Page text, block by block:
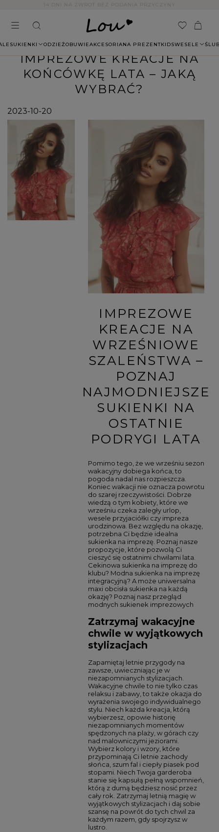
14 DNI NA ZWROT BEZ PODANIA PRZYCZYNY
SUKIENKI ODZIEŻOBUWIEAKCESORIANA PREZENTKIDSWESELE
IMPREZOWE KREACJE NA
KOŃCÓWKĘ LATA – JAKĄ
WYBRAĆ?
2023-10-20
IMPREZOWE
KREACJE NA
WRZEŚNIOWE
SZALEŃSTWA –
POZNAJ
NAJMODNIEJSZE
SUKIENKI NA
OSTATNIE
PODRYGI LATA
Pomimo tego, że we wrześniu sezon
wakacyjny dobiega końca, to
pogoda nadal nas rozpieszcza.
Koniec wakacji nie oznacza powrotu
do szarej rzeczywistości. Dobrze
wiedzą o tym kobiety, które we
wrześniu czeka zaległy urlop,
wesele przyjaciółki czy impreza
urodzinowa. Bez względu na okazję,
potrzebna Ci będzie idealna
sukienka na imprezę. Poznaj nasze
propozycje, które pozwolą Ci
cieszyć się ostatnimi chwilami lata.
Cekinowa sukienka na imprezę do
klubu? Modna sukienka na imprezę
integracyjną? A może uniwersalna
maxi obcisła sukienka na każdą
okazję? Poznaj nasz przegląd
modnych sukienek imprezowych
Zatrzymaj wakacyjne
chwile w wyjątkowych
stylizacjach
Zapamiętaj letnie przygody na
zawsze, uwieczniając je w
niezapomnianych stylizacjach.
Wakacyjne chwile to nie tylko czas
relaksu i zabawy, to także okazja do
wyrażenia swojego indywidualnego
stylu. Niech każda kreacja, którą
wybierzesz, opowie historię
niezapomnianych momentów
spędzonych na plaży, w górach czy
nad malowniczymi jeziorami.
Wybierz kolory i wzory, które
przypominają Ci letnie zachody
słońca, szum fal i ciepły piasek pod
stopami. Niech Twoja garderoba
stanie się kapsułą pełną wspomnień,
którą z dumą będziesz nosić przez
cały rok. Zatrzymaj letnią magię w
wyjątkowych stylizacjach i daj sobie
szansę na powrót do tych chwil za
każdym razem, gdy spojrzysz w
lustro.